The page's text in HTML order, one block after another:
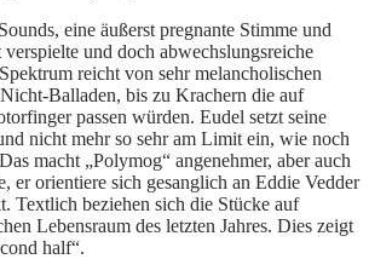
eine äußerst pregnante Stimme und
und doch abwechslungsreiche
reicht von sehr melancholischen
Balladen, bis zu Krachern die auf
passen würden. Eudel setzt seine
nicht mehr so sehr am Limit ein, wie noch
macht „Polymog“ angenehmer, aber auch
er orientiere sich gesanglich an Eddie Vedder
Textlich beziehen sich die Stücke auf
Lebensraum des letzten Jahres. Dies zeigt
half“.